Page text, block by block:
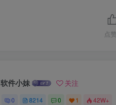
点赞
软件小妹 关注
0 8214 0 1 42W+